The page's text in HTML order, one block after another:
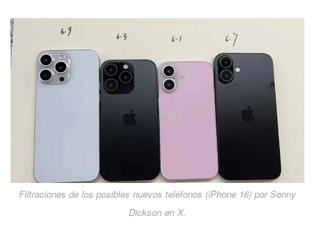
Filtraciones de los posibles nuevos teléfonos (iPhone 16) por Sonny
Dickson en X.